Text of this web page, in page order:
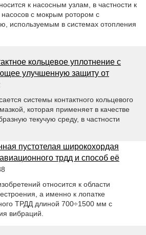
к насосным узлам, в частности к
с мокрым ротором с
используемым в системах отопления
кольцевое уплотнение с
улучшенную защиту от
системы контактного кольцевого
которая применяет в качестве
текучую среду, в частности
пустотелая широкохордая
трдд и способ её
относится к области
а именно к лопатке
ТРДД длиной 700÷1500 мм с
вибраций.